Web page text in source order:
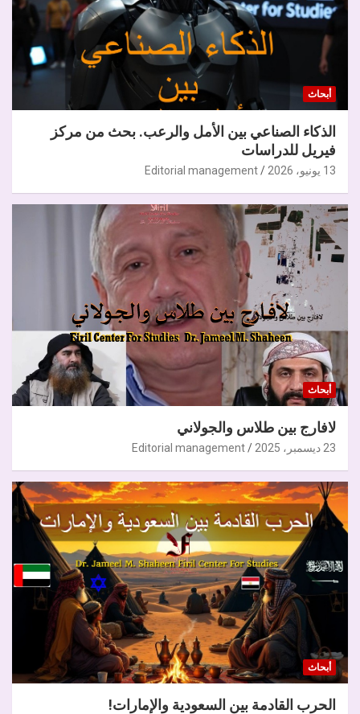
أبحاث
الذكاء الصناعي بين الأمل والرعب. بحث من مركز
فيريل للدراسات
13 يونيو، 2026 Editorial management
أبحاث
لافارج بين طلاس والجولاني
23 ديسمبر، 2025 Editorial management
أبحاث
الحرب القادمة بين السعودية والإمارات!